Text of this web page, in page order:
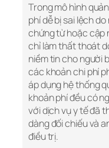
Trong mô hình
phí dễ bị sai lệch
chứng từ hoặc cập
chỉ làm thất thoát
niềm tin cho người
các khoản chi phí
áp dụng hệ thống
khoản phí đều có
với dịch vụ y tế đã
dàng đối chiếu và
điều trị.